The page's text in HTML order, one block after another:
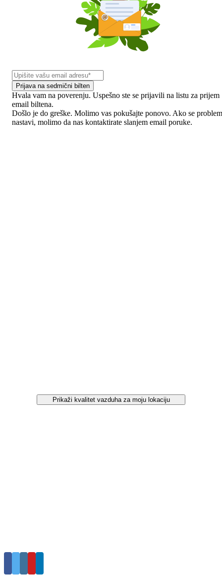
Prijava na sedmični bilten
Hvala vam na poverenju. Uspešno ste se prijavili na listu za prijem
email biltena.
Došlo je do greške. Molimo vas pokušajte ponovo. Ako se
nastavi, molimo da nas kontaktirate slanjem email poruke.
Prikaži kvalitet vazduha za moju lokaciju